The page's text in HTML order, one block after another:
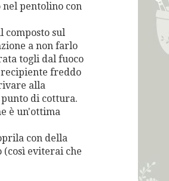
pentolino con
composto sul
a non farlo
togli dal fuoco
freddo
alla
di cottura.
è un'ottima
con della
eviterai che